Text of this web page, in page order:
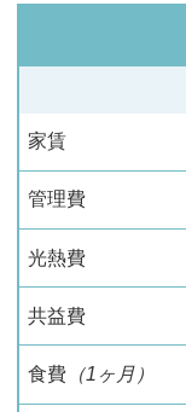
家賃
管理費
光熱費
共益費
食費（1ヶ月）